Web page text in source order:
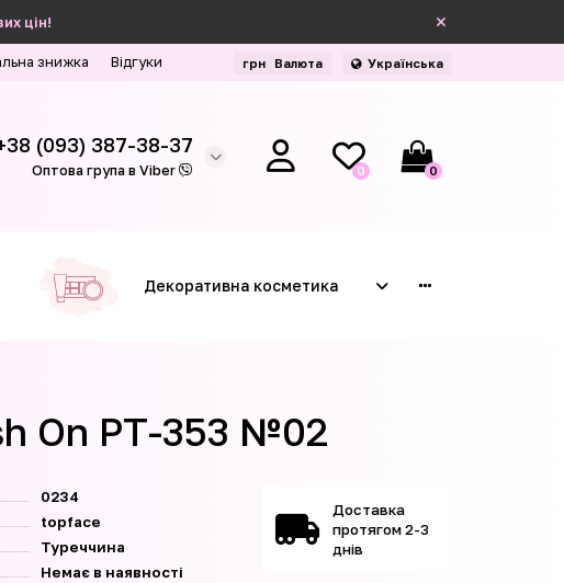
цін!
знижка Відгуки грн Валюта Українська
(093) 387-38-37
Оптова група в Viber 0 0
Декоративна косметика
On РТ-353 №02
0234
topface
Туреччина
Немає в наявності
Доставка
протягом 2-3
днів